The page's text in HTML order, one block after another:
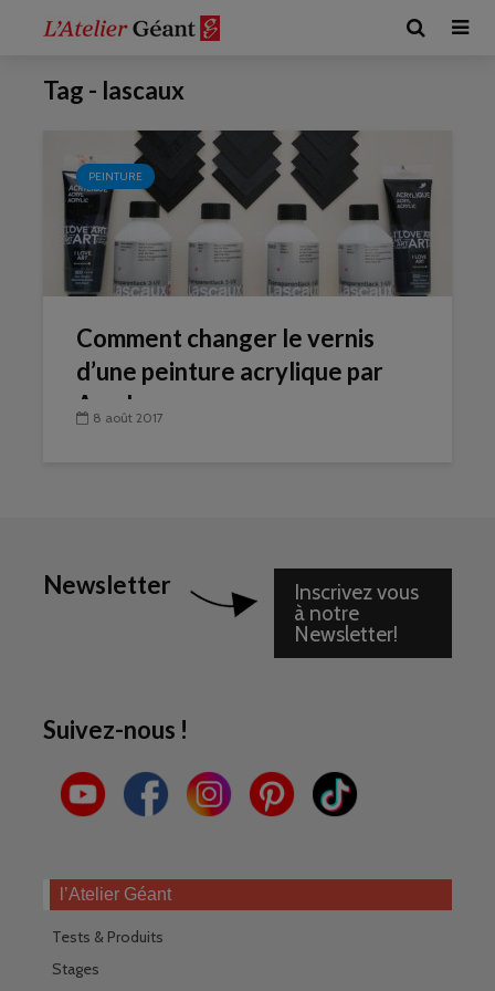
Tag - lascaux
PEINTURE
Comment changer le vernis
d’une peinture acrylique par
Amylee
8 août 2017
Newsletter
Inscrivez vous
à notre
Newsletter!
Suivez-nous !
l’Atelier Géant
Tests & Produits
Stages